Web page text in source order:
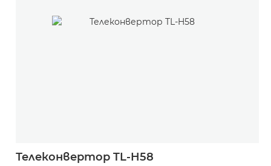
Телеконвертор TL-H58